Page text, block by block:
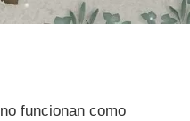
no funcionan como